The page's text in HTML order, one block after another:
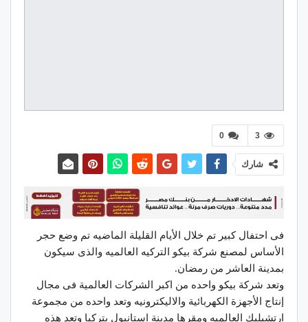
0 3
شارك
فى احتفال كبير تم خلال الأيام القليلة الماضيه تم وضع حجر
الأساس لمصنع شركة بيكو التركيه العالميه والذى سيكون
بمدينة العاشر من رمضان.
وتعد شركة بيكو واحده من اكبر الشركات العالمية فى مجال
إنتاج الأجهزة الكهربائية والاليكترونيه وتعد واحده من مجموعة
ارتشيليك العالميه ومقرها مدينة استانبول بتركيا وتعد هذه